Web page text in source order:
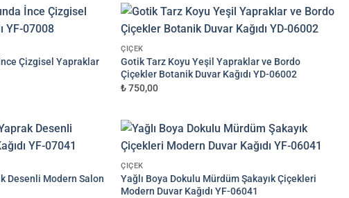
garantisi
Çizgisel Yapraklar
ÇIÇEK
Gotik Tarz Koyu Yeşil Yapraklar ve Bordo
Çiçekler Botanik Duvar Kağıdı YD-06002
₺ 750,00
Desenli Modern Salon
ÇIÇEK
Yağlı Boya Dokulu Mürdüm Şakayık Çiçekleri
Modern Duvar Kağıdı YF-06041